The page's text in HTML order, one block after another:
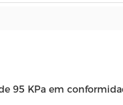
95 KPa em